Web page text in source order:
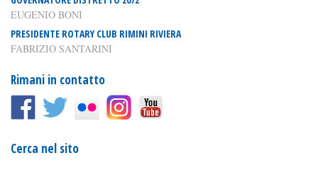
EUGENIO BONI
PRESIDENTE ROTARY CLUB RIMINI RIVIERA
FABRIZIO SANTARINI
Rimani in contatto
Cerca nel sito